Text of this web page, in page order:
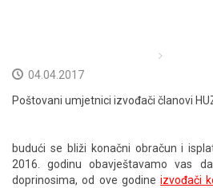
NEISPLAĆENO
HRVATSKI
ENGLISH
04.04.2017
Poštovani umjetnici izvođači članovi
budući se bliži konačni obračun i
2016. godinu obavještavamo vas
doprinosima, od ove godineizvođači